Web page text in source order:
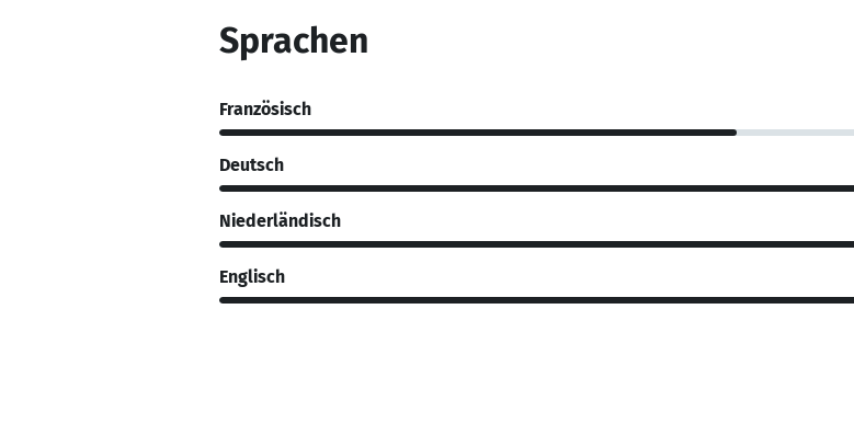
Sprachen
Französisch
Deutsch
Niederländisch
Englisch